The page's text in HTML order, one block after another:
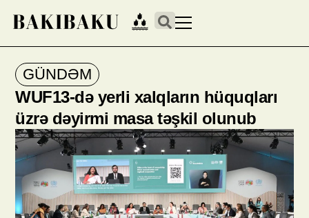
GÜNDƏM
WUF13-də yerli xalqların hüquqları
üzrə dəyirmi masa təşkil olunub